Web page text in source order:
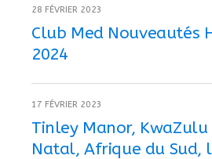
28 FÉVRIER 2023
Club Med Nouveautés
2024
17 FÉVRIER 2023
Tinley Manor, KwaZulu
Natal, Afrique du Sud,